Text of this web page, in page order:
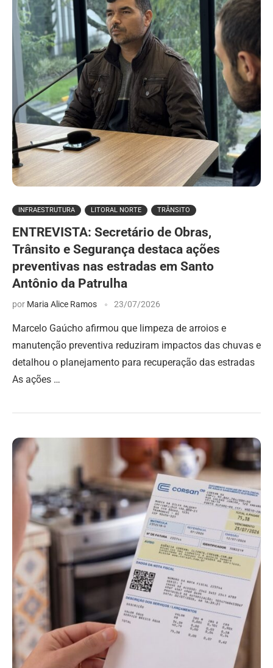
INFRAESTRUTURA LITORAL NORTE TRÂNSITO
ENTREVISTA: Secretário de Obras,
Trânsito e Segurança destaca ações
preventivas nas estradas em Santo
Antônio da Patrulha
por Maria Alice Ramos 23/07/2026
Marcelo Gaúcho afirmou que limpeza de arroios e
manutenção preventiva reduziram impactos das chuvas e
detalhou o planejamento para recuperação das estradas
As ações …